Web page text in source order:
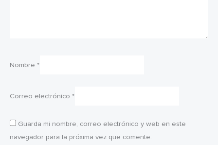
Nombre *
Correo electrónico *
Guarda mi nombre, correo electrónico y web en este
navegador para la próxima vez que comente.